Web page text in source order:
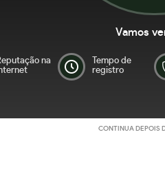
Vamos
na
Tempo de
registro
CONTINUA DEPOIS